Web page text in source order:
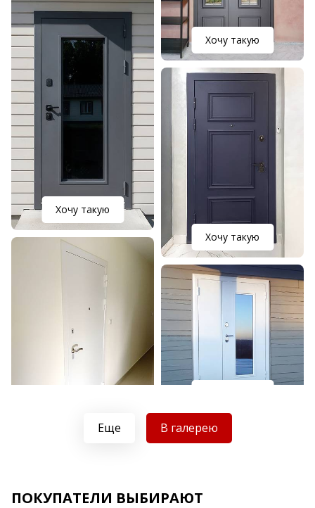
Хочу такую
Хочу такую
Хочу такую
Хочу такую
Еще В галерею
ПОКУПАТЕЛИ ВЫБИРАЮТ